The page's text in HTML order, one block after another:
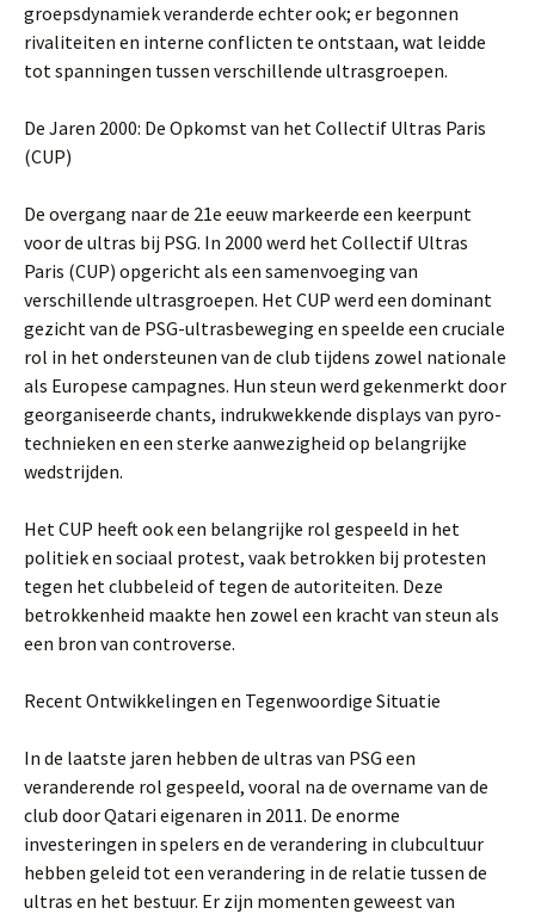
groepsdynamiek veranderde echter ook; er begonnen
rivaliteiten en interne conflicten te ontstaan, wat leidde
tot spanningen tussen verschillende ultrasgroepen.
De Jaren 2000: De Opkomst van het Collectif Ultras Paris
(CUP)
De overgang naar de 21e eeuw markeerde een keerpunt
voor de ultras bij PSG. In 2000 werd het Collectif Ultras
Paris (CUP) opgericht als een samenvoeging van
verschillende ultrasgroepen. Het CUP werd een dominant
gezicht van de PSG-ultrasbeweging en speelde een cruciale
rol in het ondersteunen van de club tijdens zowel nationale
als Europese campagnes. Hun steun werd gekenmerkt door
georganiseerde chants, indrukwekkende displays van pyro-
technieken en een sterke aanwezigheid op belangrijke
wedstrijden.
Het CUP heeft ook een belangrijke rol gespeeld in het
politiek en sociaal protest, vaak betrokken bij protesten
tegen het clubbeleid of tegen de autoriteiten. Deze
betrokkenheid maakte hen zowel een kracht van steun als
een bron van controverse.
Recent Ontwikkelingen en Tegenwoordige Situatie
In de laatste jaren hebben de ultras van PSG een
veranderende rol gespeeld, vooral na de overname van de
club door Qatari eigenaren in 2011. De enorme
investeringen in spelers en de verandering in clubcultuur
hebben geleid tot een verandering in de relatie tussen de
ultras en het bestuur. Er zijn momenten geweest van